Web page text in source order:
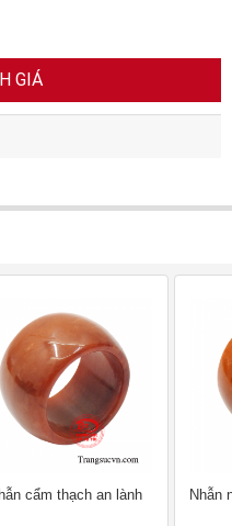
GIÁ
cẩm thạch an lành Nhẫn